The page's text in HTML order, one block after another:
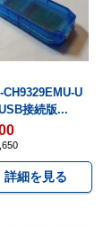
CH9329EMU-U
接続版...
詳細を見る